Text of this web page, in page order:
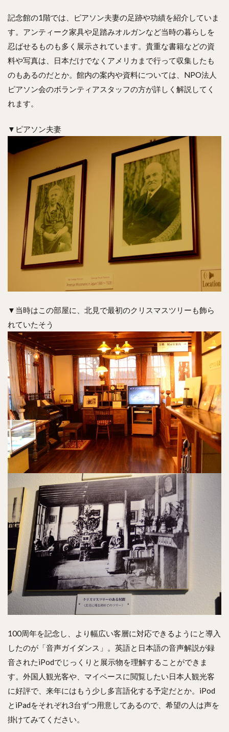
記念館の1階では、ピアソン夫妻の足跡や功績を紹介していま
す。アンティーク家具や足踏みオルガンなど当時の暮らしを
忍ばせるものも多く展示されています。貴重な書籍などの資
料や写真は、日本だけでなくアメリカまで行って収集したも
のもあるのだとか。館内の案内や資料については、NPO法人
ピアソン会のボランティアスタッフの方が詳しく解説してく
れます。
▼ピアソン夫妻
▼当時はこの部屋に、北見で最初のクリスマスツリーも飾ら
れていたそう
100周年を記念し、より幅広い客層に対応できるようにと導入
したのが「音声ガイダンス」。英語と日本語の音声解説が録
音されたiPodでじっくりと展示物を理解することができま
す。外国人観光客や、マイペースに閲覧したい日本人観光客
に好評で、来年にはもう少し多言語化する予定だとか。iPod
とiPadをそれぞれ3台ずつ用意してあるので、希望の人は声を
掛けてみてください。